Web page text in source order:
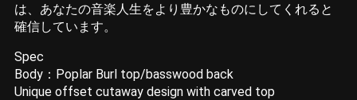
は、あなたの音楽人生をより豊かなものにしてくれると
確信しています。
Spec
Body：Poplar Burl top/basswood back
Unique offset cutaway design with carved top